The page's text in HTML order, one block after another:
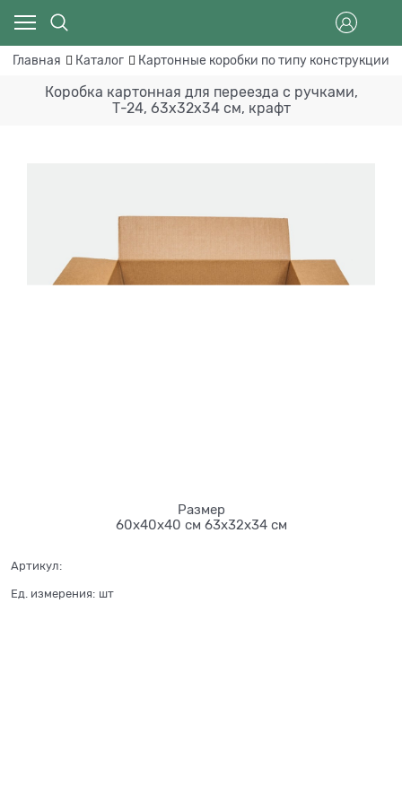
Главная Каталог Картонные коробки по типу конструкции
Коробка картонная для переезда с ручками,
Т-24, 63х32х34 см, крафт
Размер
60х40х40 см 63х32х34 см
Артикул:
Ед. измерения: шт